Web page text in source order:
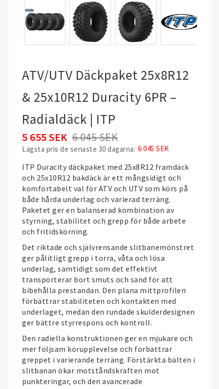
ATV/UTV Däckpaket 25x8R12
& 25x10R12 Duracity 6PR –
Radialdäck | ITP
6 045 SEK
5 655 SEK
Lägsta pris de senaste 30 dagarna 6 045 SEK
ITP Duracity däckpaket med 25x8R12 framdäck
och 25x10R12 bakdäck är ett mångsidigt och
komfortabelt val för ATV och UTV som körs på
både hårda underlag och varierad terräng.
Paketet ger en balanserad kombination av
styrning, stabilitet och grepp för både arbete
och fritidskörning.
Det riktade och självrensande slitbanemönstret
ger pålitligt grepp i torra, våta och lösa
underlag, samtidigt som det effektivt
transporterar bort smuts och sand för att
bibehålla prestandan. Den plana mittprofilen
förbättrar stabiliteten och kontakten med
underlaget, medan den rundade skulderdesignen
ger bättre styrrespons och kontroll.
Den radiella konstruktionen ger en mjukare och
mer följsam körupplevelse och förbättrar
greppet i varierande terräng. Förstärkta bälten i
slitbanan ökar motståndskraften mot
punkteringar, och den avancerade